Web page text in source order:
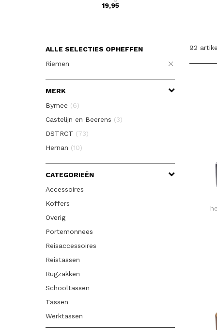
19,95
ALLE SELECTIES OPHEFFEN
Riemen
MERK
Bymee (6)
Castelijn en Beerens (3)
DSTRCT (73)
Hernan (10)
CATEGORIEËN
Accessoires
Koffers
Overig
Portemonnees
Reisaccessoires
Reistassen
Rugzakken
Schooltassen
Tassen
Werktassen
92